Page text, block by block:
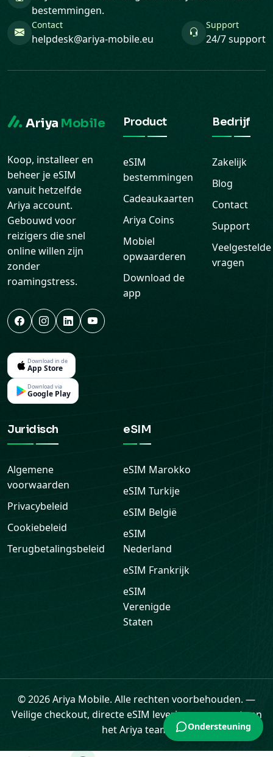
bestemmingen.
Contact
helpdesk@ariya-mobile.eu
Support
24/7 support
Ariya Mobile
Koop, installeer en
beheer je eSIM
vanuit hetzelfde
Ariya account.
Gebouwd voor
reizigers die snel
online willen zijn
zonder
roamingstress.
Download in de
App Store
Download via
Google Play
Product
eSIM
bestemmingen
Cadeaukaarten
Ariya Coins
Mobiel
opwaarderen
Download de
app
Bedrijf
Zakelijk
Blog
Contact
Support
Veelgestelde
vragen
Juridisch
Algemene
voorwaarden
Privacybeleid
Cookiebeleid
Terugbetalingsbeleid
eSIM
eSIM Marokko
eSIM Turkije
eSIM België
eSIM
Nederland
eSIM Frankrijk
eSIM
Verenigde
Staten
© 2026 Ariya Mobile. Alle rechten voorbehouden. —
Veilige checkout, directe eSIM levering en support van
het Ariya team.
Cadeaukaarten Data Profiel
Ondersteuning